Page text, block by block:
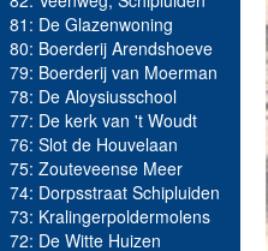
81: De Glazenwoning
80: Boerderij Arendshoeve
79: Boerderij van Moerman
78: De Aloysiusschool
77: De kerk van 't Woudt
76: Slot de Houvelaan
75: Zouteveense Meer
74: Dorpsstraat Schipluiden
73: Kralingerpoldermolens
72: De Witte Huizen